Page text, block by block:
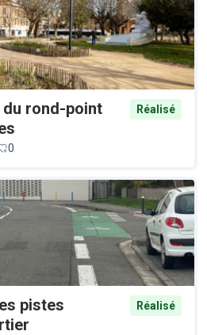
du rond-point
Réalisé
0
pistes
Réalisé